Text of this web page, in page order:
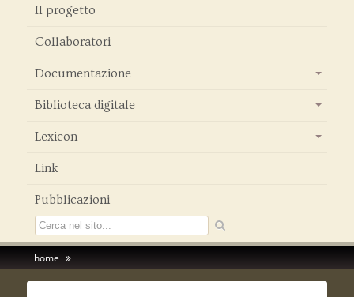
Il progetto
Collaboratori
Documentazione
Biblioteca digitale
Lexicon
Link
Pubblicazioni
home